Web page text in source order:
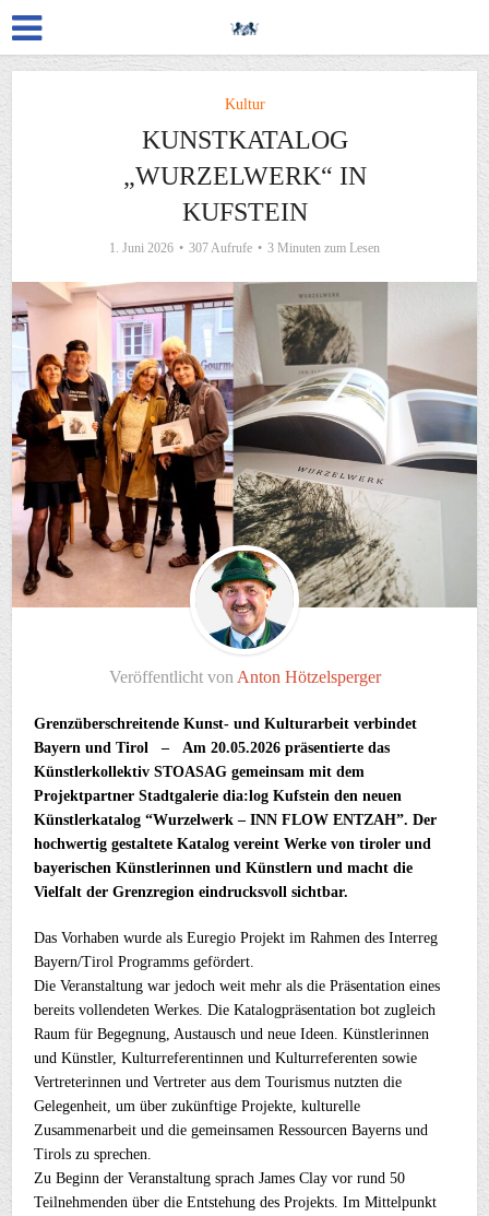
Kultur
KUNSTKATALOG
„WURZELWERK“ IN
KUFSTEIN
1. Juni 2026 307 Aufrufe 3 Minuten zum Lesen
Veröffentlicht von Anton Hötzelsperger
Grenzüberschreitende Kunst- und Kulturarbeit verbindet
Bayern und Tirol – Am 20.05.2026 präsentierte das
Künstlerkollektiv STOASAG gemeinsam mit dem
Projektpartner Stadtgalerie dia:log Kufstein den neuen
Künstlerkatalog “Wurzelwerk – INN FLOW ENTZAH”. Der
hochwertig gestaltete Katalog vereint Werke von tiroler und
bayerischen Künstlerinnen und Künstlern und macht die
Vielfalt der Grenzregion eindrucksvoll sichtbar.
Das Vorhaben wurde als Euregio Projekt im Rahmen des Interreg
Bayern/Tirol Programms gefördert.
Die Veranstaltung war jedoch weit mehr als die Präsentation eines
bereits vollendeten Werkes. Die Katalogpräsentation bot zugleich
Raum für Begegnung, Austausch und neue Ideen. Künstlerinnen
und Künstler, Kulturreferentinnen und Kulturreferenten sowie
Vertreterinnen und Vertreter aus dem Tourismus nutzten die
Gelegenheit, um über zukünftige Projekte, kulturelle
Zusammenarbeit und die gemeinsamen Ressourcen Bayerns und
Tirols zu sprechen.
Zu Beginn der Veranstaltung sprach James Clay vor rund 50
Teilnehmenden über die Entstehung des Projekts. Im Mittelpunkt